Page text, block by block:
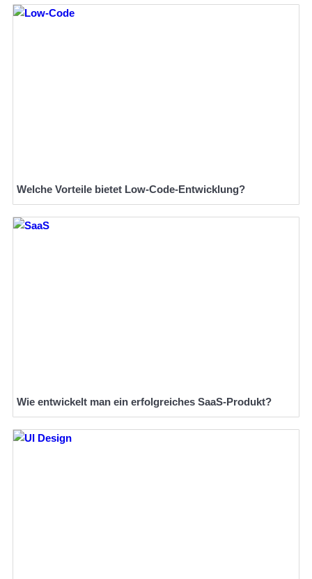
Welche Vorteile bietet Low-Code-Entwicklung?
Wie entwickelt man ein erfolgreiches SaaS-Produkt?